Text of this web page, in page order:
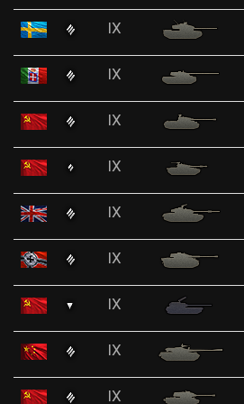
IX
IX
IX
IX
IX
IX
IX
IX
IX